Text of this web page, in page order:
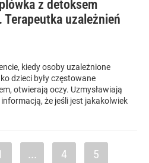
z detoksem
Terapeutka uzależnień
kiedy osoby uzależnione
dzieci były częstowane
otwierają oczy. Uzmysławiają
że jeśli jest jakakolwiek
... 4 5